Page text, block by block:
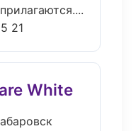
21
White